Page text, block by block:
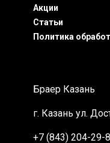
Акции
Статьи
Политика
Браер Казань
г. Казань ул.
+7 (843) 204-29-